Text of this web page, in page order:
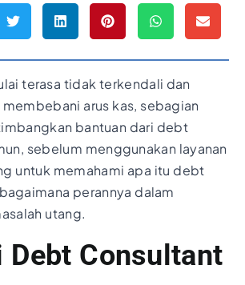
terasa tidak terkendali dan
arus kas, sebagian
bantuan dari debt
sebelum menggunakan layanan
untuk memahami apa itu debt
perannya dalam
utang.
Debt Consultant